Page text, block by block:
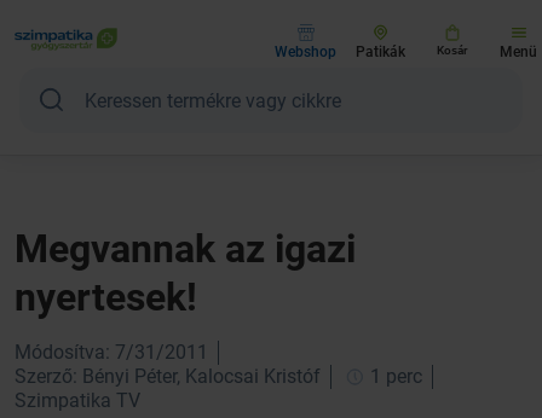
Webshop Patikák Kosár Menü
Megvannak az igazi
nyertesek!
Módosítva: 7/31/2011
Szerző: Bényi Péter, Kalocsai Kristóf
1 perc
Szimpatika TV